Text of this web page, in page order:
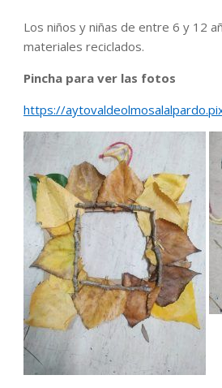
Los niños y niñas de entre 6 y 12
materiales reciclados.
Pincha para ver las fotos
https://